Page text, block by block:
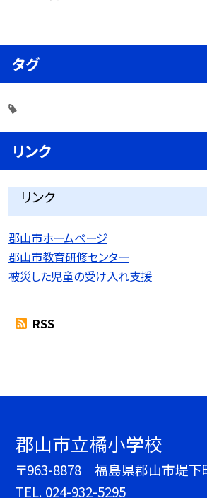
タグ
リンク
リンク
郡山市ホームページ
郡山市教育研修センター
被災した児童の受け入れ支援
RSS
郡山市立橘小学校
〒963-8878 福島県郡山市堤下
TEL. 024-932-5295